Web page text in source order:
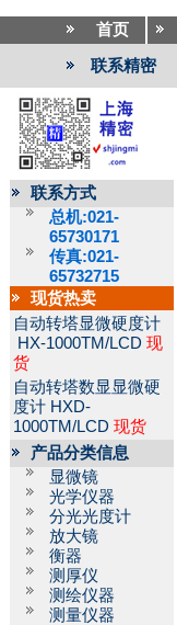
首页
联系精密
联系方式
总机:021-
65730171
传真:021-
65732715
现货热卖
自动转塔显微硬度计
HX-1000TM/LCD 现
货
自动转塔数显显微硬
度计 HXD-
1000TM/LCD 现货
产品分类信息
显微镜
光学仪器
分光光度计
放大镜
衡器
测厚仪
测绘仪器
测量仪器